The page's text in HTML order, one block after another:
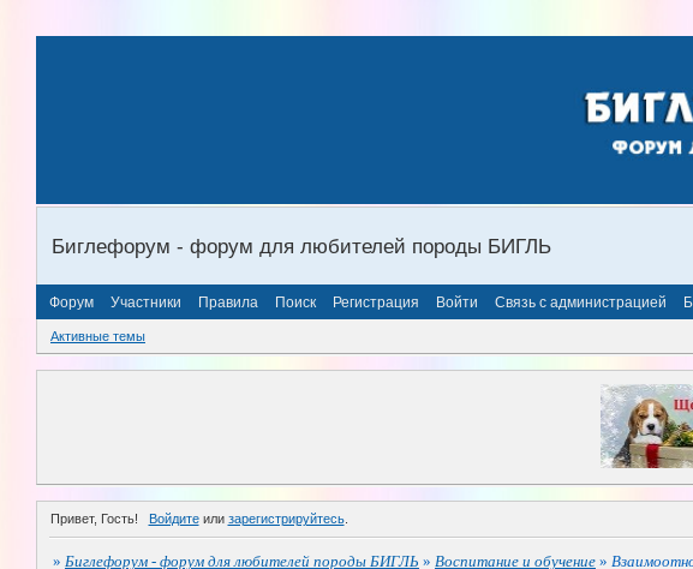
Биглефорум - форум для любителей породы БИГЛЬ
Форум Участники Правила Поиск Регистрация Войти Связь с администрацией
Активные темы
Привет, Гость! Войдитеили зарегистрируйтесь.
» Биглефорум - форум для любителей породы БИГЛЬ » Воспитание и обучение »